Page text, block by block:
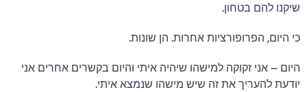
שיקנו להם בטחון.
כי היום, הפרופורציות אחרות. הן שונות.
היום – אני זקוקה למישהו שיהיה איתי והיום בקשרים אחרים אני
יודעת להעריך את זה שיש מישהו שנמצא איתי.